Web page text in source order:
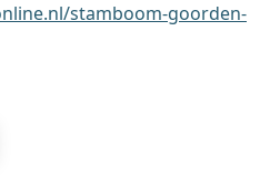
stamboom-goorden-